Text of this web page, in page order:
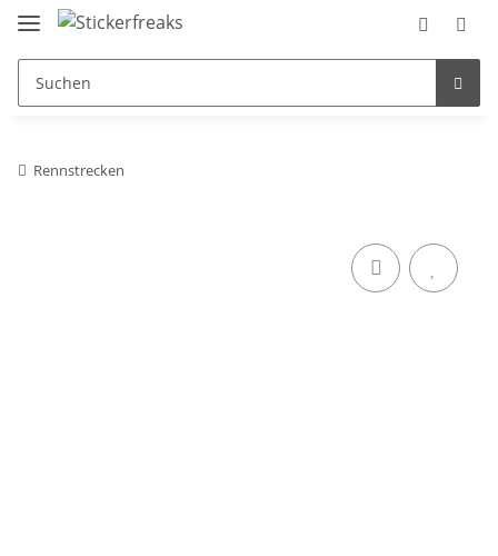
Rennstrecken